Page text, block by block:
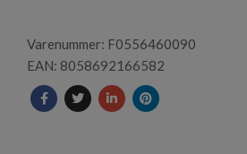
Varenummer: F0556460090
EAN: 8058692166582